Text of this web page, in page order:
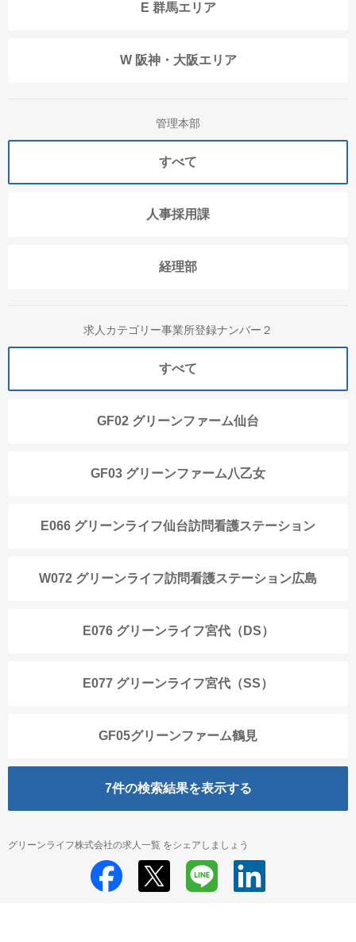
E 群馬エリア
W 阪神・大阪エリア
管理本部
すべて
人事採用課
経理部
求人カテゴリー事業所登録ナンバー２
すべて
GF02 グリーンファーム仙台
GF03 グリーンファーム八乙女
E066 グリーンライフ仙台訪問看護ステーション
W072 グリーンライフ訪問看護ステーション広島
E076 グリーンライフ宮代（DS）
E077 グリーンライフ宮代（SS）
GF05グリーンファーム鶴見
7件の検索結果を表示する
グリーンライフ株式会社の求人一覧 をシェアしましょう